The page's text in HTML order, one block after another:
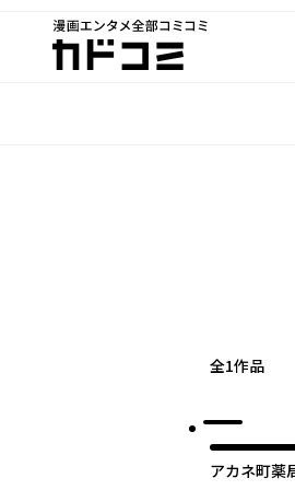
漫画エンタメ全部コミコミ
カドコミ
全1作品
アカネ町薬